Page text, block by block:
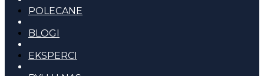
POLECANE
BLOGI
EKSPERCI